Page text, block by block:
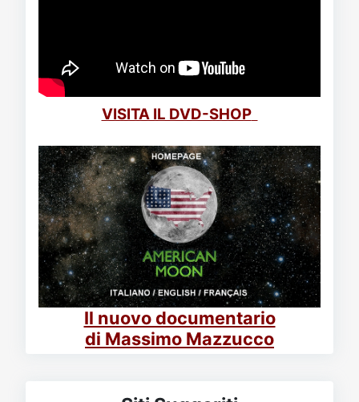
VISITA IL DVD-SHOP
Il nuovo documentario
di Massimo Mazzucco